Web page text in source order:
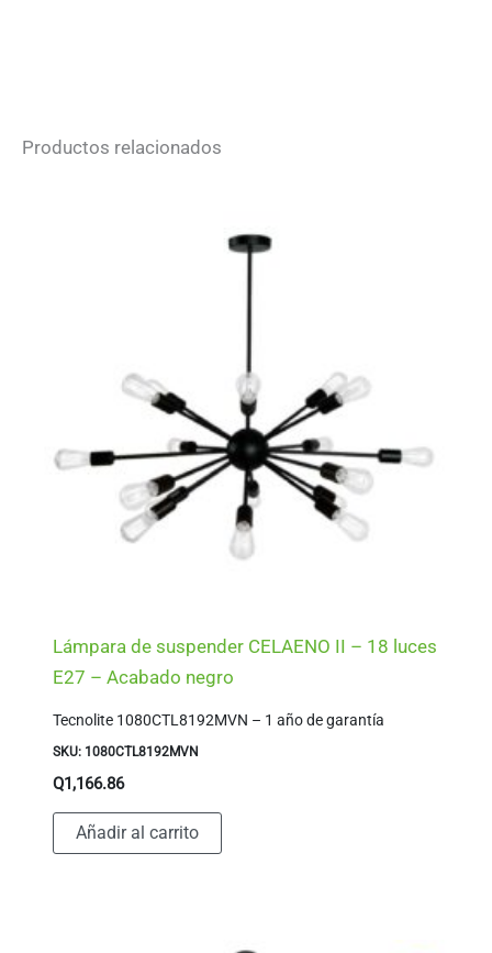
Productos relacionados
Lámpara de suspender CELAENO II – 18 luces
E27 – Acabado negro
Tecnolite 1080CTL8192MVN – 1 año de garantía
SKU: 1080CTL8192MVN
Q1,166.86
Añadir al carrito